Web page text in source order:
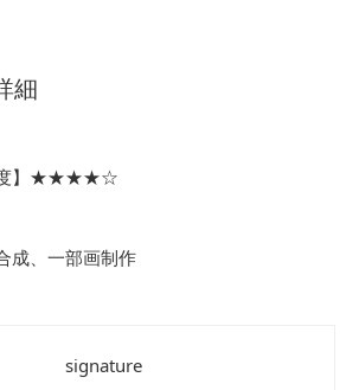
細
度】★★★★☆
成、一部画制作